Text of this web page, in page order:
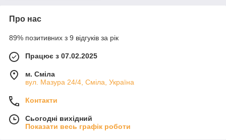
Про нас
89% позитивних з 9 відгуків за рік
Працює з 07.02.2025
м. Сміла
вул. Мазура 24/4, Сміла, Україна
Контакти
Сьогодні вихідний
Показати весь графік роботи